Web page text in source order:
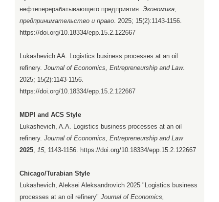
нефтеперерабатывающего предприятия. Экономика,
предпринимательство и право. 2025; 15(2):1143-1156.
https://doi.org/10.18334/epp.15.2.122667
Lukashevich AA. Logistics business processes at an oil
refinery. Journal of Economics, Entrepreneurship and Law.
2025; 15(2):1143-1156.
https://doi.org/10.18334/epp.15.2.122667
MDPI and ACS Style
Lukashevich, A.A. Logistics business processes at an oil
refinery. Journal of Economics, Entrepreneurship and Law
2025, 15, 1143-1156. https://doi.org/10.18334/epp.15.2.122667
Chicago/Turabian Style
Lukashevich, Aleksei Aleksandrovich 2025 "Logistics business
processes at an oil refinery" Journal of Economics,